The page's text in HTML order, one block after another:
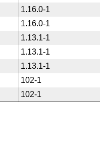
1.16.0-1
1.16.0-1
1.13.1-1
1.13.1-1
1.13.1-1
102-1
102-1